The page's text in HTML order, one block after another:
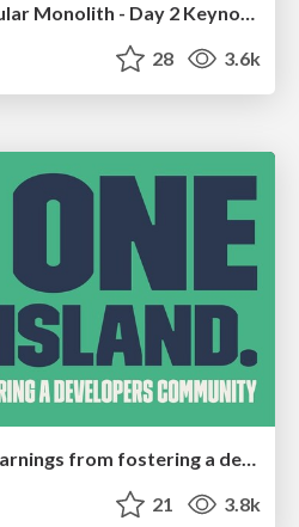
The Myth of the Modular Monolith - Day 2 Keynote - Rails World 2024
28 3.6k
No one is an island. Learnings from fostering a developers community.
21 3.8k